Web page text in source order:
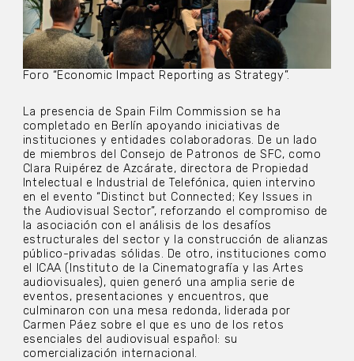
Foro “Economic Impact Reporting as Strategy”.
La presencia de Spain Film Commission se ha
completado en Berlín apoyando iniciativas de
instituciones y entidades colaboradoras. De un lado
de miembros del Consejo de Patronos de SFC, como
Clara Ruipérez de Azcárate, directora de Propiedad
Intelectual e Industrial de Telefónica, quien intervino
en el evento “Distinct but Connected; Key Issues in
the Audiovisual Sector”, reforzando el compromiso de
la asociación con el análisis de los desafíos
estructurales del sector y la construcción de alianzas
público-privadas sólidas. De otro, instituciones como
el ICAA (Instituto de la Cinematografía y las Artes
audiovisuales), quien generó una amplia serie de
eventos, presentaciones y encuentros, que
culminaron con una mesa redonda, liderada por
Carmen Páez sobre el que es uno de los retos
esenciales del audiovisual español: su
comercialización internacional.